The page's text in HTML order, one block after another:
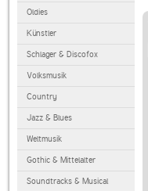
Oldies
Künstler
Schlager & Discofox
Volksmusik
Country
Jazz & Blues
Weltmusik
Gothic & Mittelalter
Soundtracks & Musical